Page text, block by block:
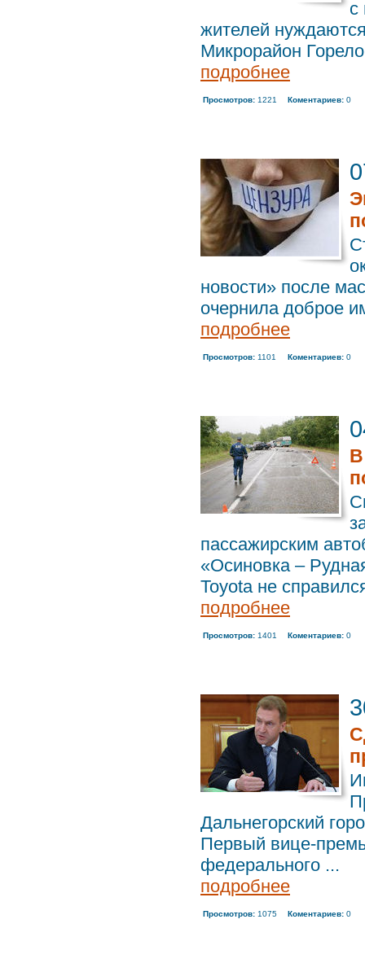
с
жителей
Микрорайон
подробнее
Просмотров: 1221 Коментариев: 0
новости» после
очернила доброе
подробнее
Просмотров: 1101 Коментариев: 0
пассажирским
«Осиновка –
Toyota не
подробнее
Просмотров: 1401 Коментариев: 0
Дальнегорский
Первый вице-
федерального ...
подробнее
Просмотров: 1075 Коментариев: 0